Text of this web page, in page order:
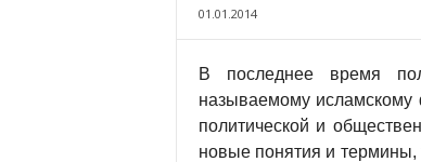
01.01.2014
В последнее время
называемому исламскому
политической и
новые понятия и термины,